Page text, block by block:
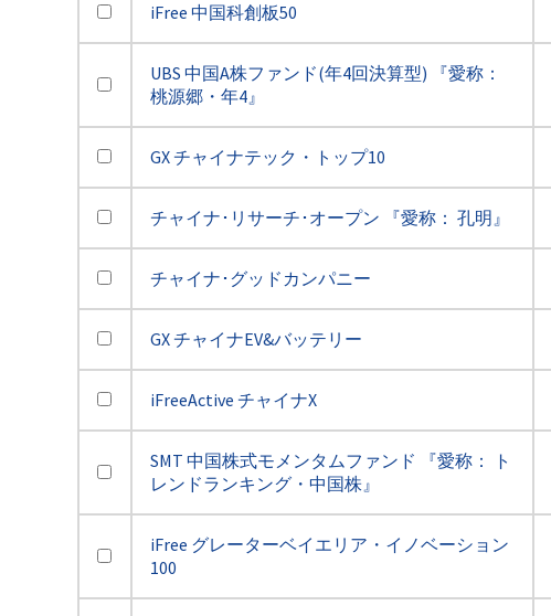
iFree 中国科創板50
UBS 中国A株ファンド(年4回決算型) 『愛称：
桃源郷・年4』
GX チャイナテック・トップ10
チャイナ･リサーチ･オープン 『愛称： 孔明』
チャイナ･グッドカンパニー
GX チャイナEV&バッテリー
iFreeActive チャイナX
SMT 中国株式モメンタムファンド 『愛称： ト
レンドランキング・中国株』
iFree グレーターベイエリア・イノベーション
100